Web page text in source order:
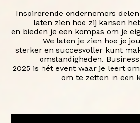
Inspirerende ondernemers
laten zien hoe zij kansen
en bieden je een kompas om je
We laten je zien hoe je
sterker en succesvoller kunt
omstandigheden.
2025 is hét event waar je leert
om te zetten in een